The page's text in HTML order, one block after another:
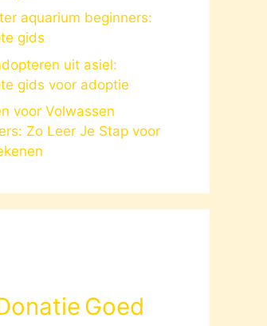
aquarium beginners:
gids
uit asiel:
gids voor adoptie
voor Volwassen
Zo Leer Je Stap voor
Goed